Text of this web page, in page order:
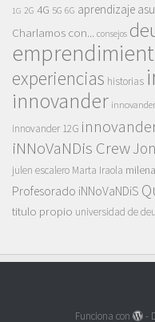
1G 2G 4G 5G 6G aprendizaje
Charlamos con... consejos
experiencias historias
innovander
innovander 12G
iNNoVaNDis Crew
julen escalero Marta Iraola
Profesorado iNNoVaNDiS
titulo propio universidad de
Funciona con -